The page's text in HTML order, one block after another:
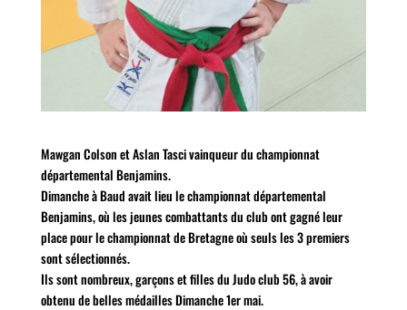
Mawgan Colson et Aslan Tasci vainqueur du championnat
départemental Benjamins.
Dimanche à Baud avait lieu le championnat départemental
Benjamins, où les jeunes combattants du club ont gagné leur
place pour le championnat de Bretagne où seuls les 3 premiers
sont sélectionnés.
Ils sont nombreux, garçons et filles du Judo club 56, à avoir
obtenu de belles médailles Dimanche 1er mai.